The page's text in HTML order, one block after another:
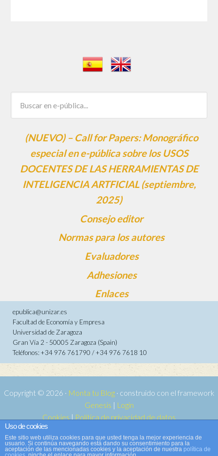
(NUEVO) – Call for Papers: Monográfico
especial en e-pública sobre los USOS
DOCENTES DE LAS HERRAMIENTAS DE
INTELIGENCIA ARTFICIAL (septiembre,
2025)
Consejo editor
Normas para los autores
Evaluadores
Adhesiones
Enlaces
epublica@unizar.es
Facultad de Economía y Empresa
Universidad de Zaragoza
Gran Vía 2 - 50005 Zaragoza (Spain)
Teléfonos: +34 976 761790 / +34 976 7618 10
Copyright © 2026 · Monta tu Blog· construido con el framework
Genesis | Login
Cookies | Política de privacidad de datos
Copyright © 2026 ·
WordPress·Acceder
Uso de cookies
Este sitio web utiliza cookies para que usted tenga la mejor experiencia de
usuario. Si continúa navegando está dando su consentimiento para la
aceptación de las mencionadas cookies y la aceptación de nuestra política de